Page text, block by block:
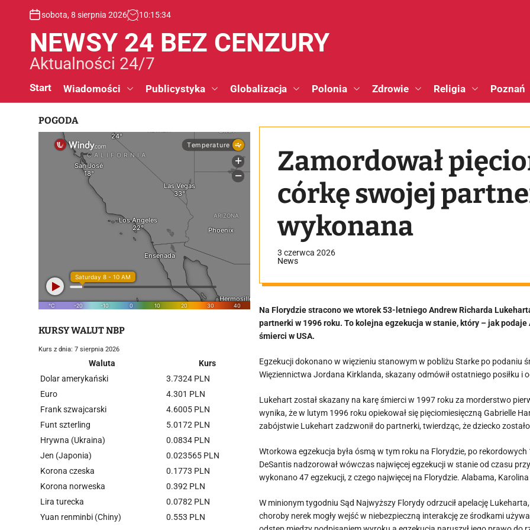
sobota, 8 sierpnia 2026 10:15:35
NEWSY 24 BEZ CENZURY
Aktualności 24/7
Start Wiadomości Publicystyka Globalizacja Polonia Zdrowie Religia Poznań
Zamordował
córkę swojej
wykonana
3 czerwca 2026
News
Na Florydzie stracono we wtorek 53-letniego Andrew Richarda
partnerki w 1996 roku. To kolejna egzekucja w stanie, który – jak
śmierci w USA.
Egzekucji dokonano w więzieniu stanowym w pobliżu Starke po podaniu
Więziennictwa Jordana Kirklanda, skazany odmówił ostatniego posiłku i
Lukehart został skazany na karę śmierci w 1997 roku za morderstwo
wynika, że w lutym 1996 roku opiekował się pięciomiesięczną Gabrielle
zabójstwie Lukehart zadzwonił do partnerki, twierdząc, że dziecko
Wtorkowa egzekucja była ósmą w tym roku na Florydzie, po
DeSantis nadzorował wówczas najwięcej egzekucji w stanie od czasu
wykonano 47 egzekucji, z czego najwięcej na Florydzie. Alabama,
W minionym tygodniu Sąd Najwyższy Florydy odrzucił apelację
choroby nerek mogły wejść w niebezpieczną interakcję ze środkami
POGODA
KURSY WALUT NBP
Kurs z dnia: 7 sierpnia 2026
Waluta
Kurs
Dolar amerykański
3.7324 PLN
Euro
4.301 PLN
Frank szwajcarski
4.6005 PLN
Funt szterling
5.0172 PLN
Hrywna (Ukraina)
0.0834 PLN
Jen (Japonia)
0.023565 PLN
Korona czeska
0.1773 PLN
Korona norweska
0.392 PLN
Lira turecka
0.0782 PLN
Yuan renminbi (Chiny)
0.553 PLN